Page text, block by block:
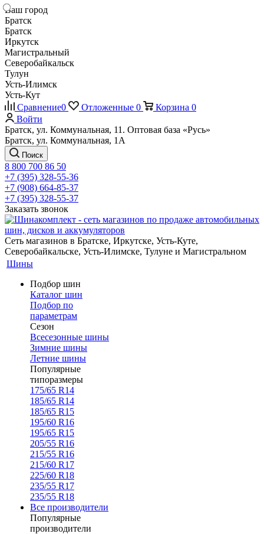
Ваш город
Братск
Братск
Иркутск
Магистральный
Северобайкальск
Тулун
Усть-Илимск
Усть-Кут
Сравнение0 Отложенные 0 Корзина 0
Войти
Братск, ул. Коммунальная, 11. Оптовая база «Русь»
Братск, ул. Коммунальная, 1А
Поиск
8 800 700 86 50
+7 (395) 328-55-36
+7 (908) 664-85-37
+7 (395) 328-55-37
Заказать звонок
Сеть магазинов в Братске, Иркутске, Усть-Куте,
Северобайкальске, Усть-Илимске, Тулуне и Магистральном
Шины
Подбор шин
Каталог шин
Подбор по
параметрам
Сезон
Всесезонные шины
Зимние шины
Летние шины
Популярные
типоразмеры
175/65 R14
185/65 R14
185/65 R15
195/60 R16
195/65 R15
205/55 R16
215/55 R16
215/60 R17
225/60 R18
235/55 R17
235/55 R18
Все производители
Популярные
производители